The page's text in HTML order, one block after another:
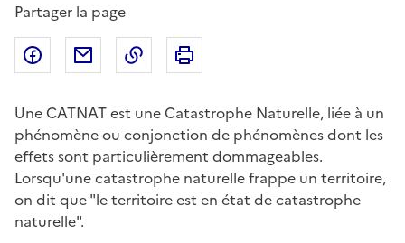
Partager la page
Partager sur Facebook
Partager par emailCopier dans le presse-papier
Une CATNAT est une Catastrophe Naturelle, liée à un
phénomène ou conjonction de phénomènes dont les
effets sont particulièrement dommageables.
Lorsqu'une catastrophe naturelle frappe un territoire,
on dit que "le territoire est en état de catastrophe
naturelle".